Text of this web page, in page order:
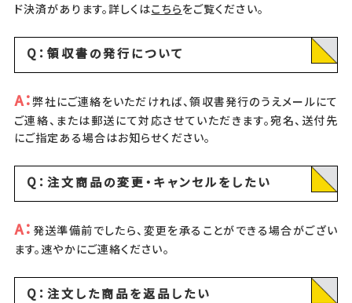
ド決済があります。詳しくはこちらをご覧ください。
Q：領収書の発行について
A：弊社にご連絡をいただければ、領収書発行のうえメールにて
ご連絡、または郵送にて対応させていただきます。宛名、送付先
にご指定ある場合はお知らせください。
Q：注文商品の変更・キャンセルをしたい
A： 発送準備前でしたら、変更を承ることができる場合がござい
ます。速やかにご連絡ください。
Q：注文した商品を返品したい